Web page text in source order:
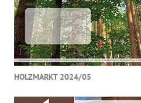
HOLZMARKT 2024/05